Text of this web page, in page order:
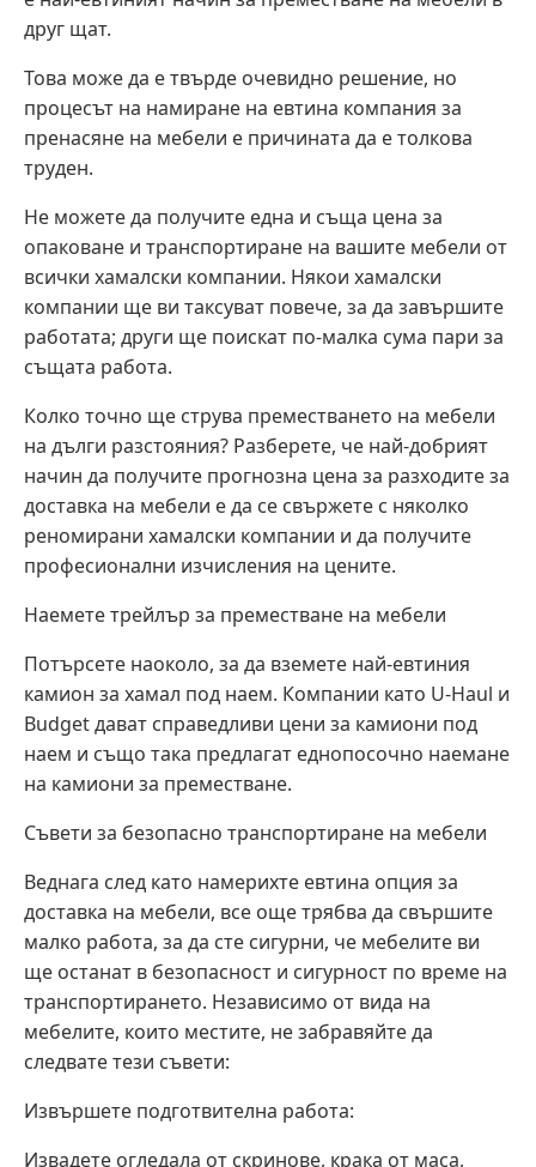
друг щат.
Това може да е твърде очевидно решение, но
процесът на намиране на евтина компания за
пренасяне на мебели е причината да е толкова
труден.
Не можете да получите една и съща цена за
опаковане и транспортиране на вашите мебели от
всички хамалски компании. Някои хамалски
компании ще ви таксуват повече, за да завършите
работата; други ще поискат по-малка сума пари за
същата работа.
Колко точно ще струва преместването на мебели
на дълги разстояния? Разберете, че най-добрият
начин да получите прогнозна цена за разходите за
доставка на мебели е да се свържете с няколко
реномирани хамалски компании и да получите
професионални изчисления на цените.
Наемете трейлър за преместване на мебели
Потърсете наоколо, за да вземете най-евтиния
камион за хамал под наем. Компании като U-Haul и
Budget дават справедливи цени за камиони под
наем и също така предлагат еднопосочно наемане
на камиони за преместване.
Съвети за безопасно транспортиране на мебели
Веднага след като намерихте евтина опция за
доставка на мебели, все още трябва да свършите
малко работа, за да сте сигурни, че мебелите ви
ще останат в безопасност и сигурност по време на
транспортирането. Независимо от вида на
мебелите, които местите, не забравяйте да
следвате тези съвети:
Извършете подготвителна работа:
Извадете огледала от скринове, крака от маса,